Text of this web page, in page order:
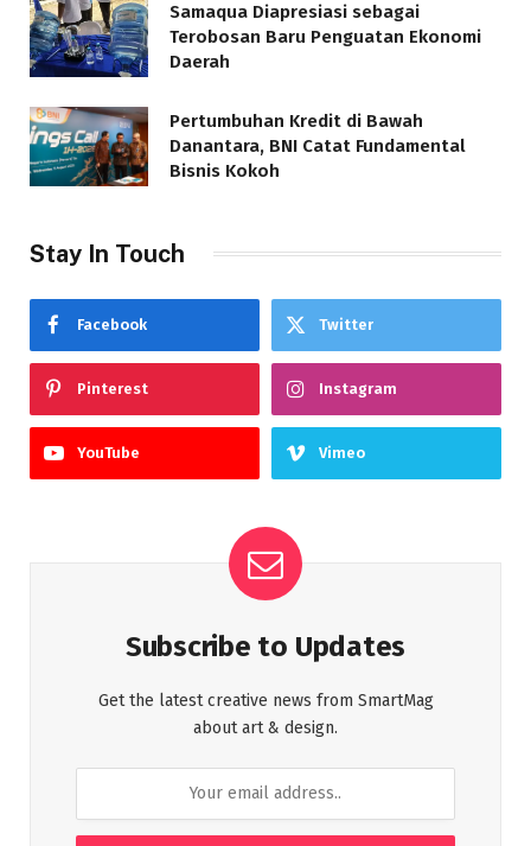
Samaqua Diapresiasi sebagai
Terobosan Baru Penguatan Ekonomi
Daerah
Pertumbuhan Kredit di Bawah
Danantara, BNI Catat Fundamental
Bisnis Kokoh
Stay In Touch
Facebook Twitter
Pinterest Instagram
YouTube Vimeo
Subscribe to Updates
Get the latest creative news from SmartMag
about art & design.